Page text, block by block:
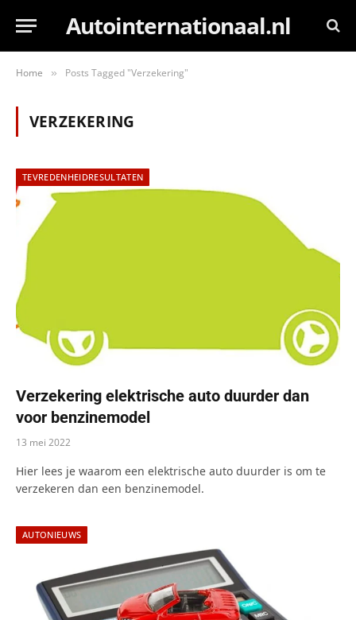
Autointernationaal.nl
Home » Posts Tagged "Verzekering"
VERZEKERING
TEVREDENHEIDRESULTATEN
Verzekering elektrische auto duurder dan
voor benzinemodel
13 mei 2022
Hier lees je waarom een elektrische auto duurder is om te
verzekeren dan een benzinemodel.
AUTONIEUWS